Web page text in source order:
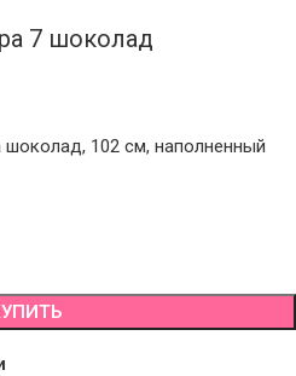
7 шоколад
102 см, наполненный